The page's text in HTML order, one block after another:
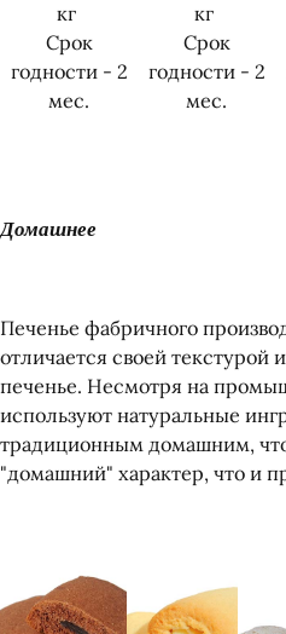
кг
Срок
годности - 2
мес.
кг
Срок
годности - 2
мес.
Домашнее
Печенье фабричного
отличается своей
печенье. Несмотря на
используют натуральные
традиционным домашним,
"домашний" характер, что и